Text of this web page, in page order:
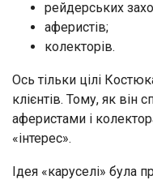
рейдерських
аферистів;
колекторів.
Ось тільки цілі
клієнтів. Тому, як
аферистами і
«інтерес».
Ідея «каруселі» була